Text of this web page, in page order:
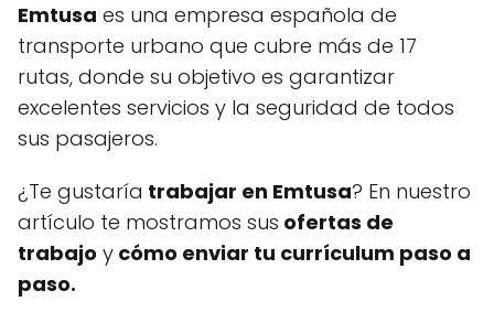
Emtusa es una empresa española de
transporte urbano que cubre más de 17
rutas, donde su objetivo es garantizar
excelentes servicios y la seguridad de todos
sus pasajeros.
¿Te gustaría trabajar en Emtusa? En nuestro
artículo te mostramos sus ofertas de
trabajo y cómo enviar tu currículum paso a
paso.